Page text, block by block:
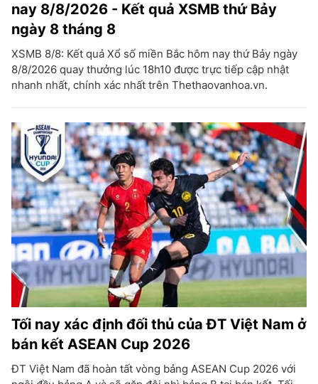
nay 8/8/2026 - Kết quả XSMB thứ Bảy
ngày 8 tháng 8
XSMB 8/8: Kết quả Xổ số miền Bắc hôm nay thứ Bảy ngày
8/8/2026 quay thưởng lúc 18h10 được trực tiếp cập nhật
nhanh nhất, chính xác nhất trên Thethaovanhoa.vn.
Tối nay xác định đối thủ của ĐT Việt Nam ở
bán kết ASEAN Cup 2026
ĐT Việt Nam đã hoàn tất vòng bảng ASEAN Cup 2026 với